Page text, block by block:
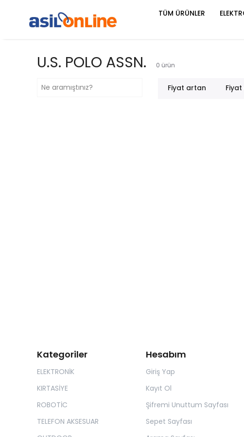
TÜM ÜRÜNLER
U.S. POLO ASSN. 0 ürün
Fiyat artan
Kategoriler
ELEKTRONİK
KIRTASİYE
ROBOTİC
TELEFON AKSESUAR
Hesabım
Giriş Yap
Kayıt Ol
Şifremi Unuttum Sayfası
Sepet Sayfası